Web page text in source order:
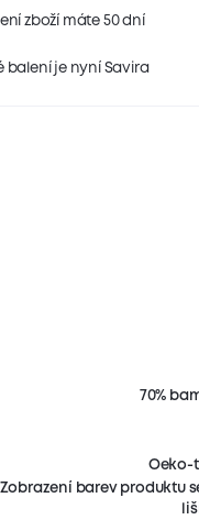
zboží máte 50 dní
balení je nyní Savira
70%
Oeko-
Zobrazení barev produktu